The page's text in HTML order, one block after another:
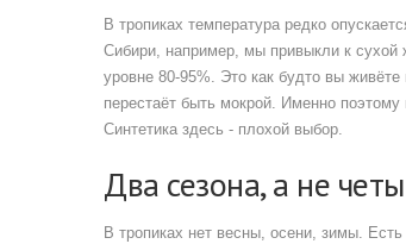
В тропиках температура редко
Сибири, например, мы привыкли к сухой
уровне 80-95%. Это как будто вы
перестаёт быть мокрой. Именно
Синтетика здесь - плохой выбор.
Два сезона, а не
В тропиках нет весны, осени, зимы.